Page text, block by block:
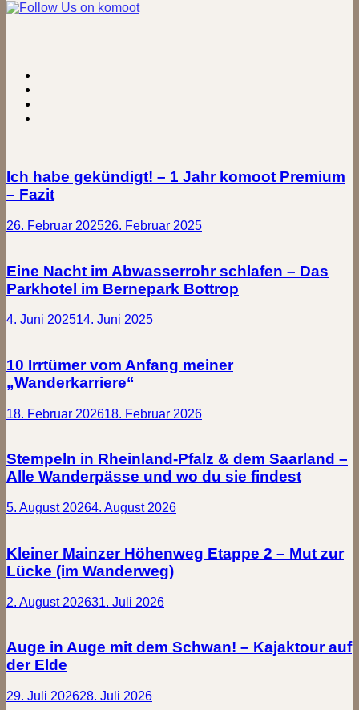
Ich habe gekündigt! – 1 Jahr komoot Premium
– Fazit
26. Februar 202526. Februar 2025
Eine Nacht im Abwasserrohr schlafen – Das
Parkhotel im Bernepark Bottrop
4. Juni 202514. Juni 2025
10 Irrtümer vom Anfang meiner
„Wanderkarriere“
18. Februar 202618. Februar 2026
Stempeln in Rheinland-Pfalz & dem Saarland –
Alle Wanderpässe und wo du sie findest
5. August 20264. August 2026
Kleiner Mainzer Höhenweg Etappe 2 – Mut zur
Lücke (im Wanderweg)
2. August 202631. Juli 2026
Auge in Auge mit dem Schwan! – Kajaktour auf
der Elde
29. Juli 202628. Juli 2026